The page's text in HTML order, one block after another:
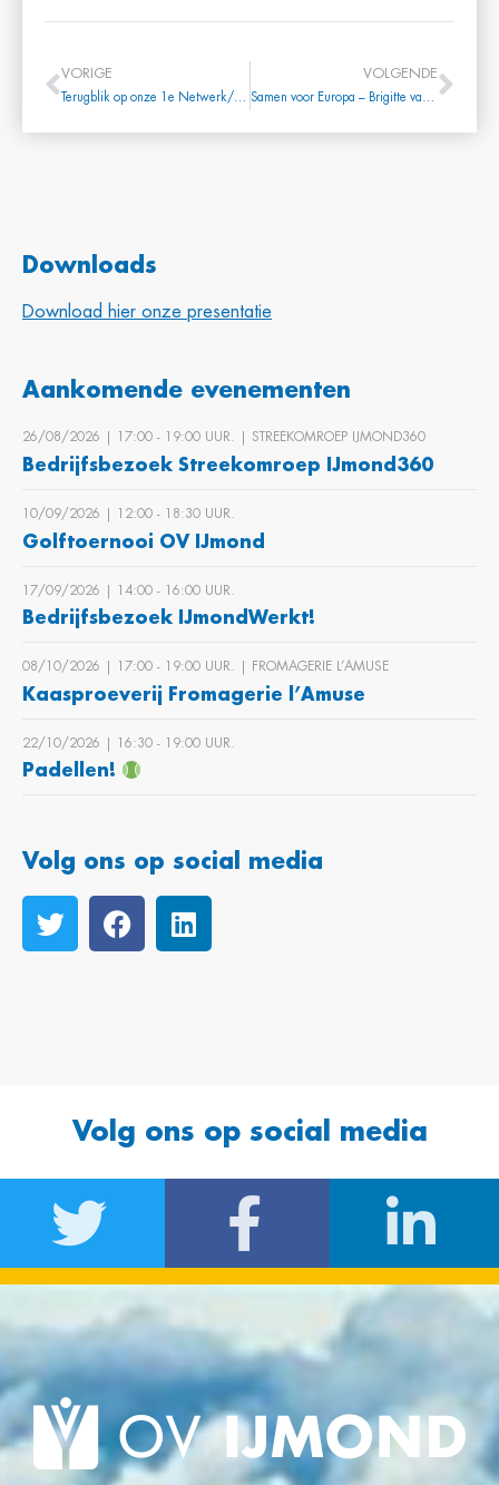
VORIGE
Terugblik op onze 1e Netwerk/Borrelbijeenkomst van 2024
VOLGENDE
Samen voor Europa – Brigitte van den Berg
Downloads
Download hier onze presentatie
Aankomende evenementen
26/08/2026 | 17:00 ‐ 19:00 UUR. | STREEKOMROEP IJMOND360
Bedrijfsbezoek Streekomroep IJmond360
10/09/2026 | 12:00 ‐ 18:30 UUR.
Golftoernooi OV IJmond
17/09/2026 | 14:00 ‐ 16:00 UUR.
Bedrijfsbezoek IJmondWerkt!
08/10/2026 | 17:00 ‐ 19:00 UUR. | FROMAGERIE L’AMUSE
Kaasproeverij Fromagerie l’Amuse
22/10/2026 | 16:30 ‐ 19:00 UUR.
Padellen!
Volg ons op social media
Volg ons op social media